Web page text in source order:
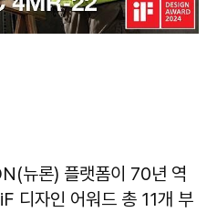
뉴론) 플랫폼이 70년 역
디자인 어워드 총 11개 부